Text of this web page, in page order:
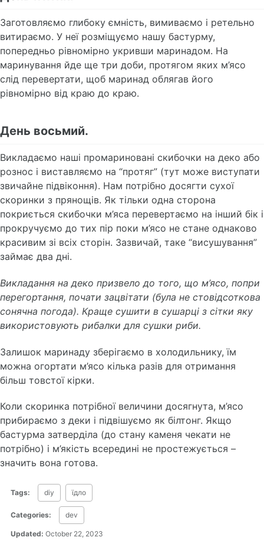
Заготовляємо глибоку ємність, вимиваємо і ретельно
витираємо. У неї розміщуємо нашу бастурму,
попередньо рівномірно укривши маринадом. На
маринування йде ще три доби, протягом яких м’ясо
слід перевертати, щоб маринад облягав його
рівномірно від краю до краю.
День восьмий.
Викладаємо наші промариновані скибочки на деко або
рознос і виставляємо на “протяг” (тут може виступати
звичайне підвіконня). Нам потрібно досягти сухої
скоринки з прянощів. Як тільки одна сторона
покриється скибочки м’яса перевертаємо на інший бік і
прокручуємо до тих пір поки м’ясо не стане однаково
красивим зі всіх сторін. Зазвичай, таке “висушування”
займає два дні.
Викладання на деко призвело до того, що м’ясо, попри
перегортання, почати зацвітати (була не стовідсоткова
сонячна погода). Краще сушити в сушарці з сітки яку
використовують рибалки для сушки риби.
Залишок маринаду зберігаємо в холодильнику, їм
можна огортати м’ясо кілька разів для отримання
більш товстої кірки.
Коли скоринка потрібної величини досягнута, м’ясо
прибираємо з деки і підвішуємо як білтонг. Якщо
бастурма затверділа (до стану каменя чекати не
потрібно) і м’якість всередині не простежується –
значить вона готова.
Tags: diy їдло
Categories: dev
Updated: October 22, 2023